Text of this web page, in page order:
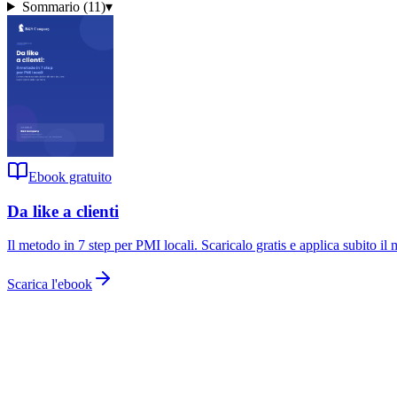
Sommario (11)▾
Ebook gratuito
Da like a clienti
Il metodo in 7 step per PMI locali. Scaricalo gratis e applica subito il
Scarica l'ebook